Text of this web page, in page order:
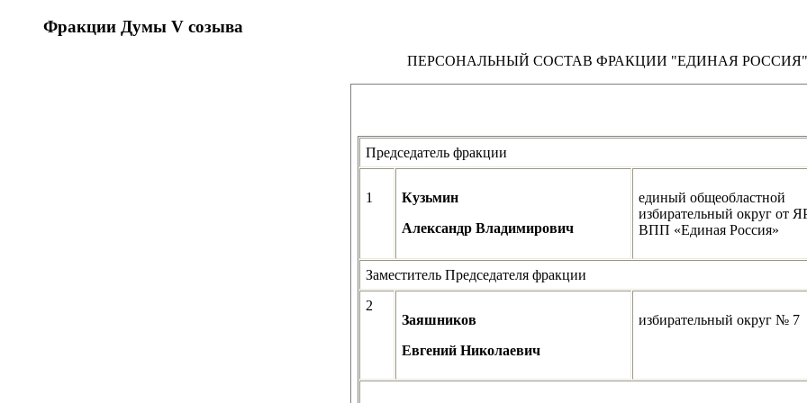
Фракции Думы V созыва
ПЕРСОНАЛЬНЫЙ СОСТАВ ФРАКЦИИ "ЕДИНАЯ РОССИЯ"
Председатель фракции
1
Кузьмин
Александр Владимирович
единый общеобластной
избирательный округ от
ВПП «Единая Россия»
Заместитель Председателя фракции
2
Заяшников
Евгений Николаевич
избирательный округ № 7